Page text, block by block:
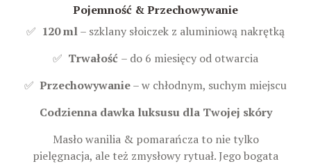
Pojemność & Przechowywanie
✅ 120 ml– szklany słoiczek z aluminiową nakrętką
✅ Trwałość – do 6 miesięcy od otwarcia
✅ Przechowywanie– w chłodnym, suchym miejscu
Codzienna dawka luksusu dla Twojej skóry
Masło wanilia & pomarańcza to nie tylko
pielęgnacja, ale też zmysłowy rytuał. Jego bogata